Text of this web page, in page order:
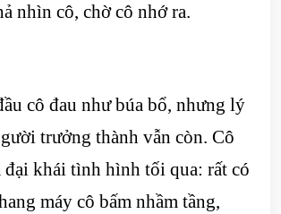
nhìn cô, chờ cô nhớ ra.
cô đau như búa bổ, nhưng lý
trưởng thành vẫn còn. Cô
đại khái tình hình tối qua: rất có
máy cô bấm nhầm tầng,